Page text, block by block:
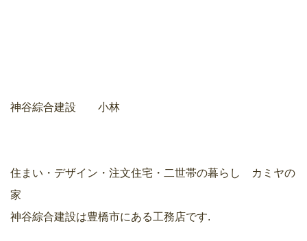
神谷綜合建設 小林
住まい・デザイン・注文住宅・二世帯の暮らし カミヤの
家
神谷綜合建設は豊橋市にある工務店です.